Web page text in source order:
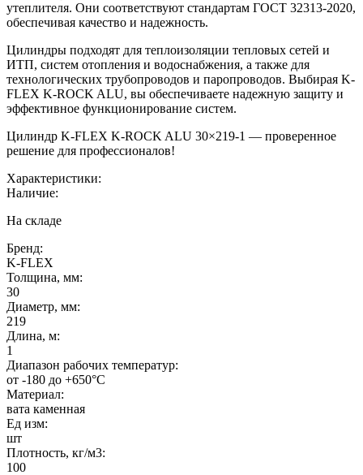
утеплителя. Они соответствуют стандартам ГОСТ 32313-2020,
обеспечивая качество и надежность.
Цилиндры подходят для теплоизоляции тепловых сетей и
ИТП, систем отопления и водоснабжения, а также для
технологических трубопроводов и паропроводов. Выбирая K-
FLEX K-ROCK ALU, вы обеспечиваете надежную защиту и
эффективное функционирование систем.
Цилиндр K-FLEX K-ROCK ALU 30×219-1 — проверенное
решение для профессионалов!
Характеристики:
Наличие:
На складе
Бренд:
K-FLEX
Толщина, мм:
30
Диаметр, мм:
219
Длина, м:
1
Диапазон рабочих температур:
от -180 до +650°C
Материал:
вата каменная
Ед изм:
шт
Плотность, кг/м3:
100